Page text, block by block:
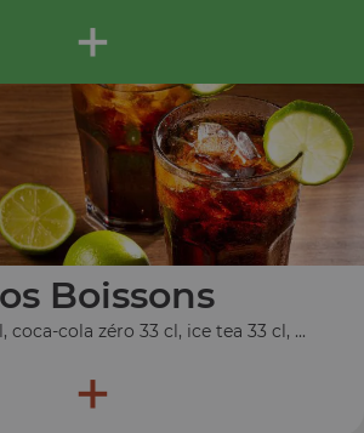
+
Boissons
coca-cola zéro 33 cl, ice tea 33 cl, ...
+